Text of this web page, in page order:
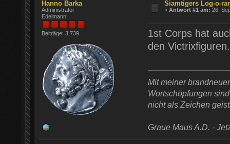
Hanno Barka
Administrator
Edelmann
Beiträge: 3.739
Siamtigers Log-o-
«Antwort #1 am: 26.
1st Corps hat
den Victrixfiguren.
Mit meiner
Wortschöpfungen
nicht als Zeichen
Graue Maus A.D. -